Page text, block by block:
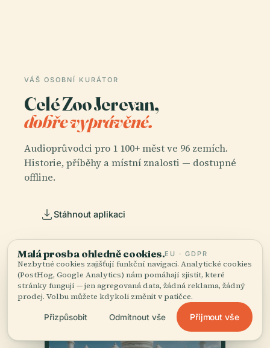
VÁŠ OSOBNÍ KURÁTOR
Celé Zoo Jerevan,
dobře vyprávěné.
Audioprůvodci pro 1 100+ měst ve 96 zemích.
Historie, příběhy a místní znalosti — dostupné
offline.
Stáhnout aplikaci
Přidejte se k více než 50 000 cestovatelů
Malá prosba ohledně cookies.EU · GDPR
Nezbytné cookies zajišťují funkční navigaci. Analytické cookies
(PostHog, Google Analytics) nám pomáhají zjistit, které
stránky fungují — jen agregovaná data, žádná reklama, žádný
prodej. Volbu můžete kdykoli změnit v patičce.
Přizpůsobit Odmítnout vše Přijmout vše